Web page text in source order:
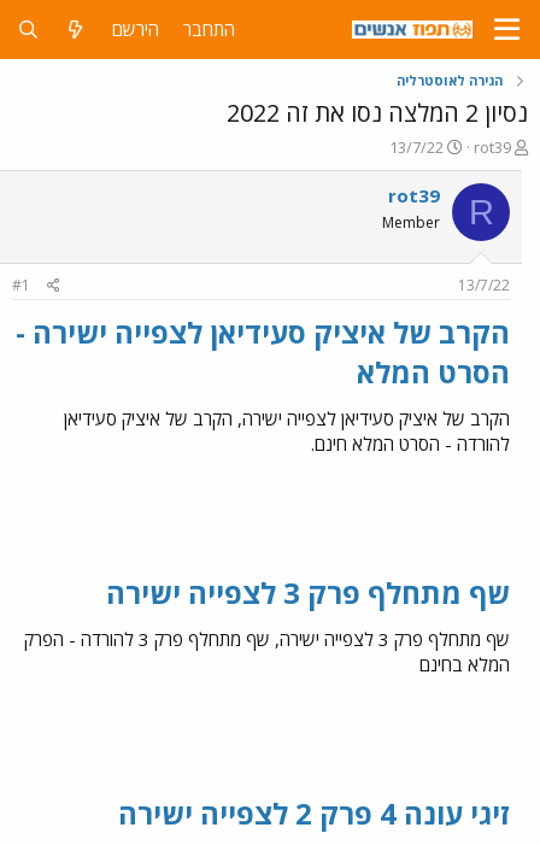
התחבר הירשם
הגירה לאוסטרליה
נסיון 2 המלצה נסו את זה 2022
פ
ו
ת
ח
ה
ש
rot39
פ
ו
ר
ם
י
ך
13/7/22
R
rot39
Member
13/7/22
#1
הקרב של איציק סעידיאן לצפייה ישירה -
הסרט המלא
הקרב של איציק סעידיאן לצפייה ישירה, הקרב של איציק סעידיאן
להורדה - הסרט המלא חינם.
שף מתחלף פרק 3 לצפייה ישירה
שף מתחלף פרק 3 לצפייה ישירה, שף מתחלף פרק 3 להורדה - הפרק
המלא בחינם
זיגי עונה 4 פרק 2 לצפייה ישירה